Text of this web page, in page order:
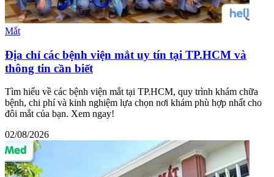
Mắt
Địa chỉ các bệnh viện mắt uy tín tại TP.HCM và
thông tin cần biết
Tìm hiểu về các bệnh viện mắt tại TP.HCM, quy trình khám chữa
bệnh, chi phí và kinh nghiệm lựa chọn nơi khám phù hợp nhất cho
đôi mắt của bạn. Xem ngay!
02/08/2026